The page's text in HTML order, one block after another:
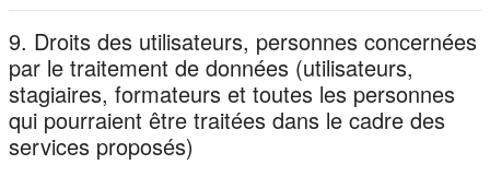
9. Droits des utilisateurs, personnes concernées
par le traitement de données (utilisateurs,
stagiaires, formateurs et toutes les personnes
qui pourraient être traitées dans le cadre des
services proposés)